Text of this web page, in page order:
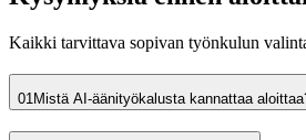
Kaikki tarvittava sopivan työnkulun
01 Mistä AI-äänityökalusta kannattaa